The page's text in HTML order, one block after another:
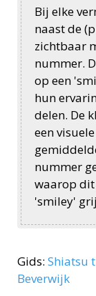
Bij elke
naast de
zichtbaar
nummer.
op een
hun
delen. De
een
nummer
waarop dit
'smiley'
Gids: Shiatsu
Beverwijk